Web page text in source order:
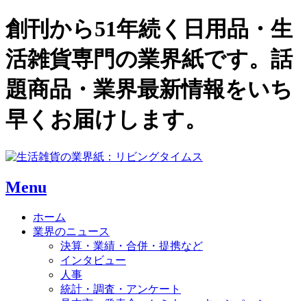
創刊から51年続く日用品・生
活雑貨専門の業界紙です。話
題商品・業界最新情報をいち
早くお届けします。
Menu
ホーム
業界のニュース
決算・業績・合併・提携など
インタビュー
人事
統計・調査・アンケート